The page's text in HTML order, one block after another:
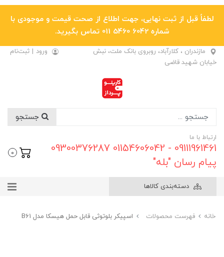
لطفاً قبل از ثبت نهایی، جهت اطلاع از صحت قیمت و موجودی با
شماره 6042 5460 011 تماس بگیرید.
مازندران ، کلارآباد، روبروی بانک ملت، نبش
خیابان شهید قاضی
ورود | ثبت‌نام
ارتباط با ما
09111961461 - 01154606042 09300376287
پیام رسان "بله"
0
دسته‌بندی کالاها
خانه فهرست محصولات اسپیکر بلوتوثی قابل حمل هیسکا مدل B61